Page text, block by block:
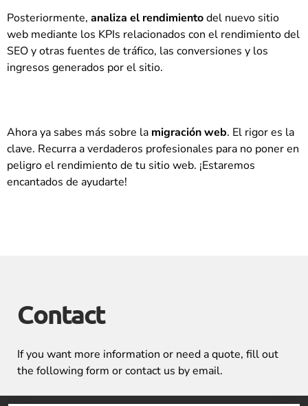
Posteriormente, analiza el rendimientodel nuevo sitio
web mediante los KPIs relacionados con el rendimiento del
SEO y otras fuentes de tráfico, las conversiones y los
ingresos generados por el sitio.
Ahora ya sabes más sobre la migración web. El rigor es la
clave. Recurra a verdaderos profesionales para no poner en
peligro el rendimiento de tu sitio web. ¡Estaremos
encantados de ayudarte!
Contact
If you want more information or need a quote, fill out
the following form or contact us by email.